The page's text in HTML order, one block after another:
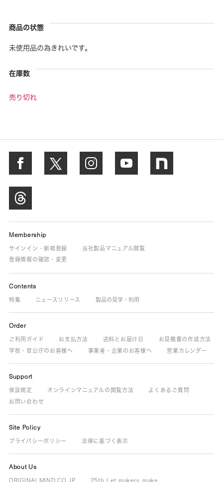
商品の状態
未使用品の為きれいです。
在庫数
売り切れ
Membership
サインイン・新規登録
当社製品マニュアル閲覧
登録情報の確認・変更
Contents
特集 ニュースリリース 製品の見学・利用
Order
ご利用ガイド お支払方法 送料とお届け日
お見積書の作成方法
学校・官公庁のお客様へ
事業者・企業のお客様へ 営業カレンダー
Support
保証規定 オンラインマニュアルの閲覧方法
よくあるご質問
お問い合わせ
Site Policy
プライバシーポリシー 法律に基づく表示
About Us